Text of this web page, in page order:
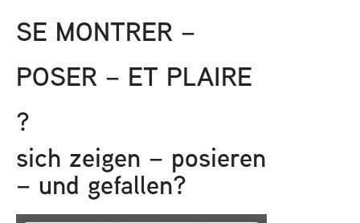
SE MONTRER –
POSER – ET PLAIRE
?
sich zeigen – posieren
– und gefallen?